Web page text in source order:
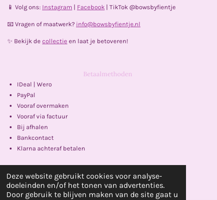
Deze website gebruikt cookies voor analyse-
doeleinden en/of het tonen van advertenties.
Door gebruik te blijven maken van de site gaat u
📱 Volg ons: Instagram | Facebook | TikTok @bowsbyfientje
📧 Vragen of maatwerk? info@bowsbyfientje.nl
✨ Bekijk de collectie en laat je betoveren!
Betaalmethoden
IDeal | Wero
PayPal
Vooraf overmaken
Vooraf via factuur
Bij afhalen
Bankcontact
Klarna achteraf betalen
Powered byJouwWeb